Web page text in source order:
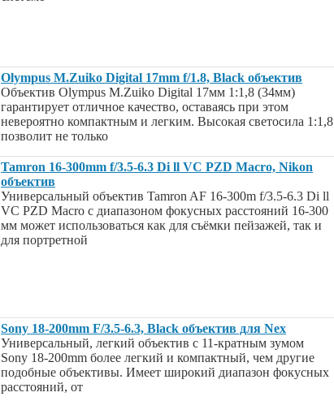
Olympus M.Zuiko Digital 17mm f/1.8, Black объектив
Объектив Olympus M.Zuiko Digital 17мм 1:1,8 (34мм)
гарантирует отличное качество, оставаясь при этом
невероятно компактным и легким. Высокая светосила 1:1,8
позволит не только
Tamron 16-300mm f/3.5-6.3 Di ll VC PZD Macro, Nikon
объектив
Универсальный объектив Tamron AF 16-300m f/3.5-6.3 Di ll
VC PZD Macro с диапазоном фокусных расстояний 16-300
мм может использоваться как для съёмки пейзажей, так и
для портретной
Sony 18-200mm F/3.5-6.3, Black объектив для Nex
Универсальный, легкий объектив с 11-кратным зумом
Sony 18-200mm более легкий и компактный, чем другие
подобные объективы. Имеет широкий диапазон фокусных
расстояний, от